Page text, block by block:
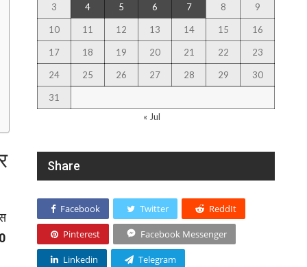
3 4 5 6 7 8 9
10 11 12 13 14 15 16
17 18 19 20 21 22 23
24 25 26 27 28 29 30
31
« Jul
Share
Facebook Twitter ReddIt
Pinterest Facebook Messenger
Linkedin Telegram